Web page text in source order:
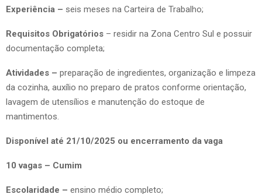
Experiência – seis meses na Carteira de Trabalho;
Requisitos Obrigatórios – residir na Zona Centro Sul e possuir
documentação completa;
Atividades – preparação de ingredientes, organização e limpeza
da cozinha, auxílio no preparo de pratos conforme orientação,
lavagem de utensílios e manutenção do estoque de
mantimentos.
Disponível até 21/10/2025 ou encerramento da vaga
10 vagas – Cumim
Escolaridade – ensino médio completo;